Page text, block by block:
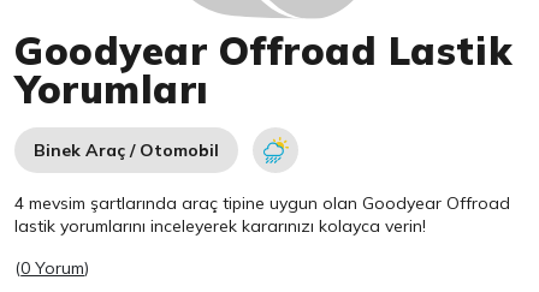
Goodyear Offroad Lastik
Yorumları
Binek Araç / Otomobil
4 mevsim şartlarında araç tipine uygun olanGoodyear Offroad
lastik yorumlarını inceleyerek kararınızı kolayca verin!
(0 Yorum)